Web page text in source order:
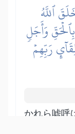
ٱللَّهُ
وَأَجَلٖ
رَبِّهِمۡ
かれら嘘呼